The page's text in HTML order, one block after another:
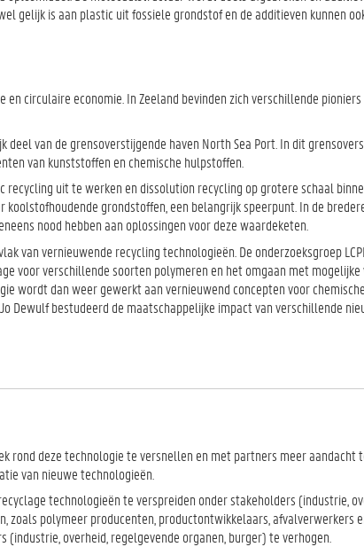
gelijk is aan plastic uit fossiele grondstof en de additieven kunnen
circulaire economie. In Zeeland bevinden zich verschillende
van de grensoverstijgende haven North Sea Port. In dit
van kunststoffen en chemische hulpstoffen.
uit te werken en dissolution recycling op grotere schaal
grondstoffen, een belangrijk speerpunt. In de
nood hebben aan oplossingen voor deze waardeketen.
van vernieuwende recycling technologieën. De onderzoeksgroep
voor verschillende soorten polymeren en het omgaan met
wordt dan weer gewerkt aan vernieuwend concepten voor
Dewulf bestudeerd de maatschappelijke impact van verschillende
rond deze technologie te versnellen en met partners meer aandacht
van nieuwe technologieën.
technologieën te verspreiden onder stakeholders (industrie,
zoals polymeer producenten, productontwikkelaars, afvalverwerkers
overheid, regelgevende organen, burger) te verhogen.